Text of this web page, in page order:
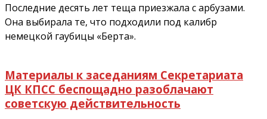
Последние десять лет теща приезжала с арбузами.
Она выбирала те, что подходили под калибр
немецкой гаубицы «Берта».
Материалы к заседаниям Секретариата
ЦК КПСС беспощадно разоблачают
советскую действительность